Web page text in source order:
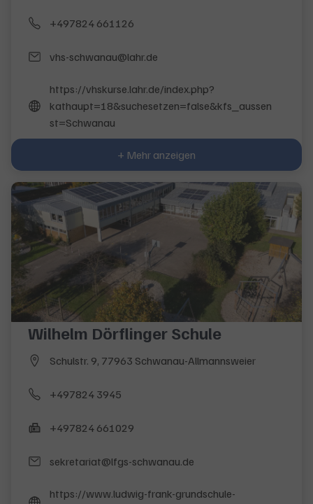
+497824 661126
vhs-schwanau@lahr.de
https://vhskurse.lahr.de/index.php?
kathaupt=18&suchesetzen=false&kfs_aussen
st=Schwanau
+ Mehr anzeigen
Wilhelm Dörflinger Schule
Schulstr. 9, 77963 Schwanau-Allmannsweier
+497824 3945
+497824 661029
sekretariat@lfgs-schwanau.de
https://www.ludwig-frank-grundschule-